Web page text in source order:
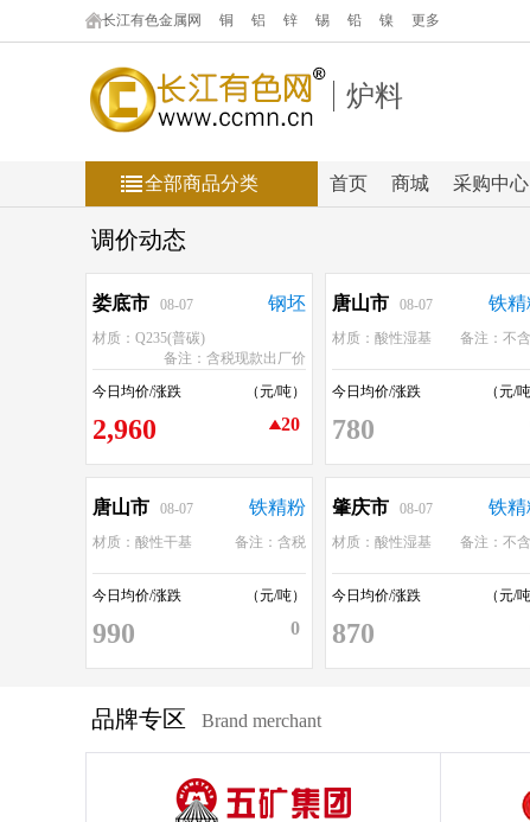
长江有色金属网 铜 铝 锌 锡 铅 镍 更多
炉料
全部商品分类 首页 商城 采购中心
调价动态
娄底市 08-07 钢坯
材质：Q235(普碳)
备注：含税现款出厂价
今日均价/涨跌
（元/吨）
2,960 20
唐山市 08-07 铁精
材质：酸性湿基 备注：不
今日均价/涨跌 （元/吨
780
唐山市 08-07 铁精粉
材质：酸性干基 备注：含税
今日均价/涨跌 （元/吨）
990 0
肇庆市 08-07 铁精
材质：酸性湿基 备注：不
今日均价/涨跌 （元/吨
870
品牌专区 Brand merchant